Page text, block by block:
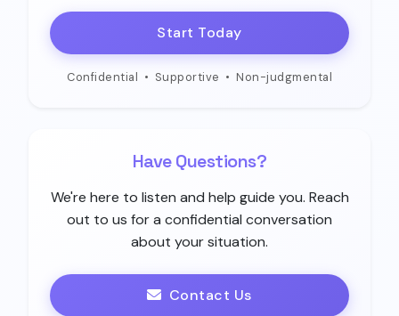
Start Today
Confidential • Supportive • Non-judgmental
Have Questions?
We're here to listen and help guide you. Reach
out to us for a confidential conversation
about your situation.
Contact Us